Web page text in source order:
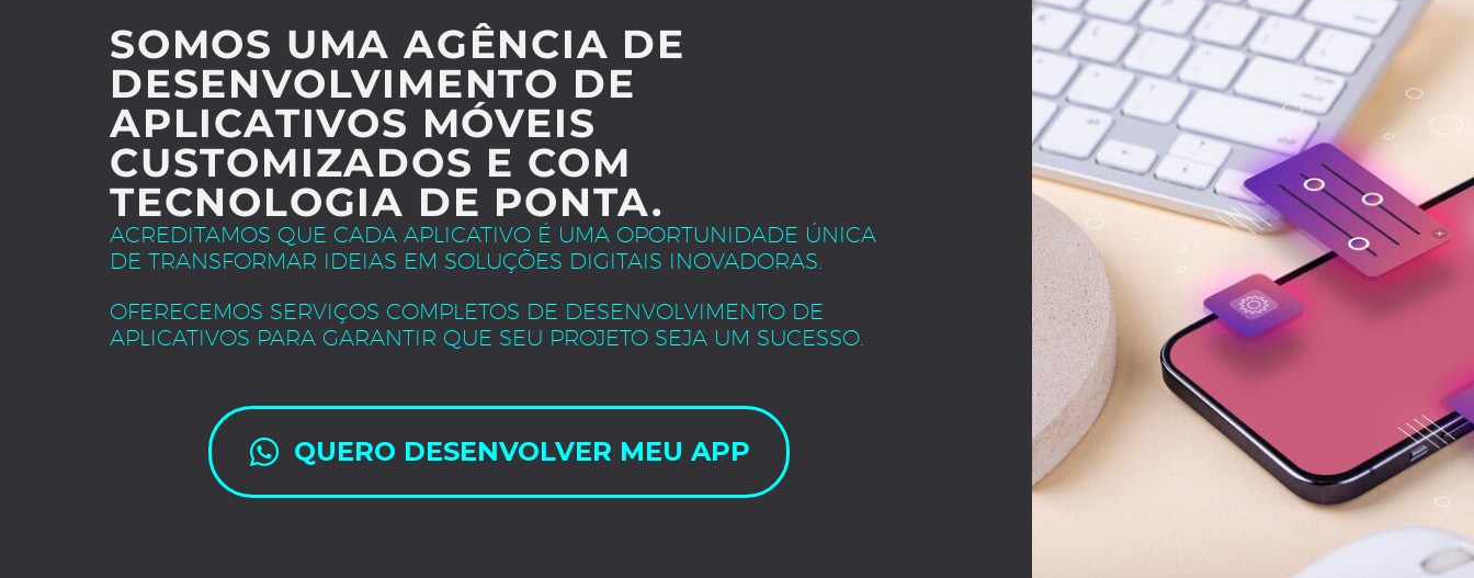
SOMOS UMA AGÊNCIA DE
DESENVOLVIMENTO DE
APLICATIVOS MÓVEIS
CUSTOMIZADOS E COM
TECNOLOGIA DE PONTA.
ACREDITAMOS QUE CADA APLICATIVO É UMA OPORTUNIDADE ÚNICA
DE TRANSFORMAR IDEIAS EM SOLUÇÕES DIGITAIS INOVADORAS.
OFERECEMOS SERVIÇOS COMPLETOS DE DESENVOLVIMENTO DE
APLICATIVOS PARA GARANTIR QUE SEU PROJETO SEJA UM SUCESSO.
QUERO DESENVOLVER MEU APP